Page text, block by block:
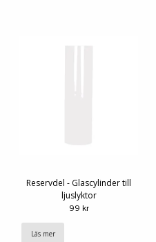
Reservdel - Glascylinder till
ljuslyktor
99 kr
Läs mer